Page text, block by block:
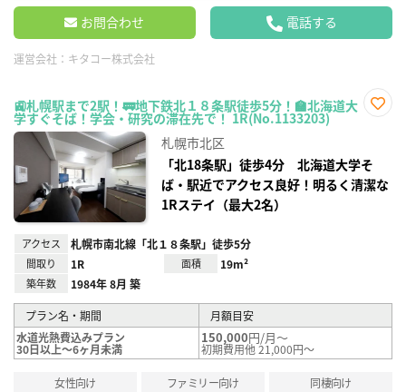
お問合わせ 電話する
運営会社： キタコー株式会社
🚉札幌駅まで2駅！🚃地下鉄北１８条駅徒歩5分！🏫北海道大
学すぐそば！学会・研究の滞在先で！ 1R(No.1133203)
録
札幌市北区
「北18条駅」徒歩4分 北海道大学そ
ば・駅近でアクセス良好！明るく清潔な
1Rステイ（最大2名）
アクセス 札幌市南北線「北１８条駅」徒歩5分
間取り 1R 面積 19m²
築年数 1984年 8月 築
プラン名・期間
月額目安
水道光熱費込みプラン
30日以上～6ヶ月未満
150,000円/月～
初期費用他 21,000円～
女性向け ファミリー向け
同棲向け